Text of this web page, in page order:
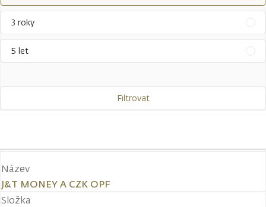
3 roky
5 let
Filtrovat
Název
J&T MONEY A CZK OPF
Složka